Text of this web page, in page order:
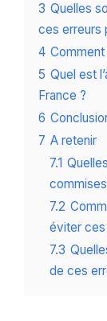
3 Quelles
ces erreurs
4 Comment
5 Quel est
France ?
6
7 A retenir
7.1
7.2
éviter ces
7.3
de ces